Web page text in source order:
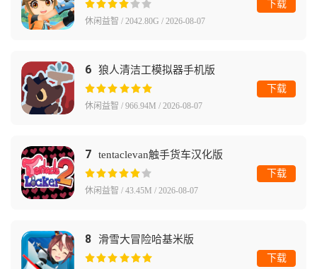
休闲益智 / 2042.80G / 2026-08-07
下载
6 狼人清洁工模拟器手机版
休闲益智 / 966.94M / 2026-08-07
下载
7 tentaclevan触手货车汉化版
休闲益智 / 43.45M / 2026-08-07
下载
8 滑雪大冒险哈基米版
下载